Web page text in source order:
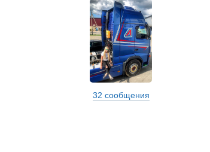
32 сообщения